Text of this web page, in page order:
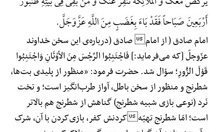
أَرْبَعِینَ صَبَاحاً فَقَدْ بَاءَ بِغَضَبٍ مِنَ اللَّهِ عَزَّ‌وَ‌جَلَّ.
امام صادق ( از امام صادق (درباره‌ی این سخن خداوند
عزّوجلّ [که می‌فرماید:] فَاجْتَنِبُوا الرِّجْسَ مِنَ الأوْثَانِ وَاجْتَنِبُوا
قَوْلَ الزُّورِ؛ سؤال شد. حضرت فرمود: «منظور از پلیدی بت‌ها،
شطرنج و منظور از سخن باطل، آواز طرب‌انگیز است؛ و تخت
نَرد (نوعی بازی شبیه شطرنج) گناهش از شطرنج هم بالاتر
است؛ امّا شطرنج تهیّهکردنش کفر، بازی‌کردن با آن، شرک